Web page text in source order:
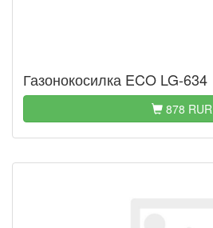
Газонокосилка ECO LG-634
878 RUR